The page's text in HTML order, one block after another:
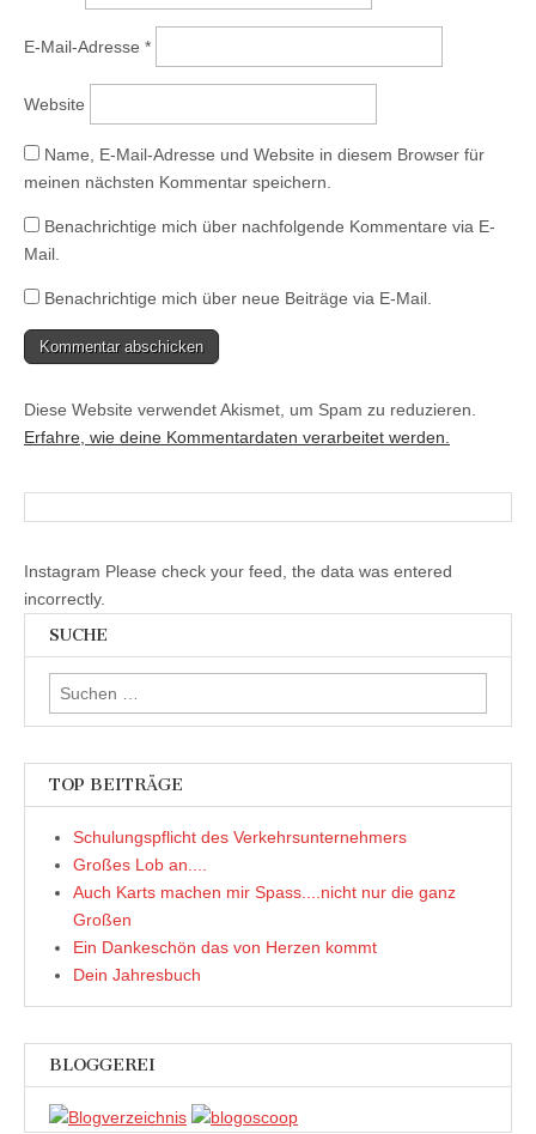
g
f
e
)
E-Mail-Adresse *
Website
Name, E-Mail-Adresse und Website in diesem Browser für
meinen nächsten Kommentar speichern.
Benachrichtige mich über nachfolgende Kommentare via E-
Mail.
Benachrichtige mich über neue Beiträge via E-Mail.
Diese Website verwendet Akismet, um Spam zu reduzieren.
Erfahre, wie deine Kommentardaten verarbeitet werden.
Instagram Please check your feed, the data was entered
incorrectly.
SUCHE
Suchen
nach:
TOP BEITRÄGE
Schulungspflicht des Verkehrsunternehmers
Großes Lob an....
Auch Karts machen mir Spass....nicht nur die ganz
Großen
Ein Dankeschön das von Herzen kommt
Dein Jahresbuch
BLOGGEREI